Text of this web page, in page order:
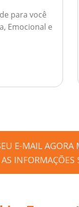
para você
Emocional e
E-MAIL
INFORMAÇÕES